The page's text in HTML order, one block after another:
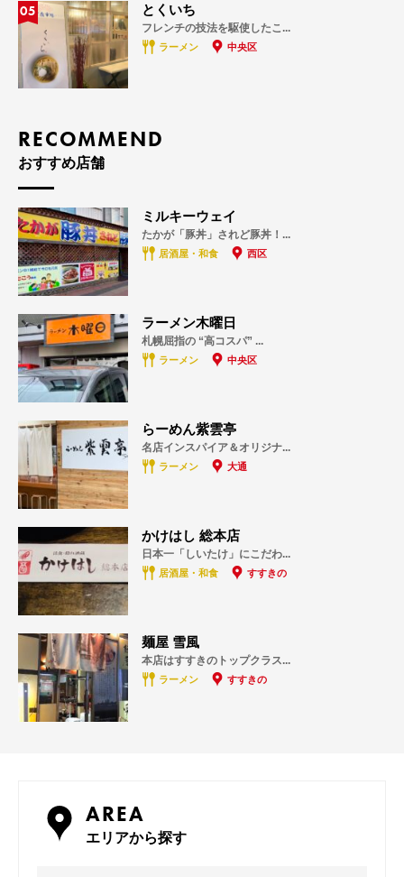
05 とくいち
フレンチの技法を駆使したこ...
ラーメン 中央区
RECOMMEND
おすすめ店舗
ミルキーウェイ
たかが「豚丼」されど豚丼！...
居酒屋・和食 西区
ラーメン木曜日
札幌屈指の “高コスパ” ...
ラーメン 中央区
らーめん紫雲亭
名店インスパイア＆オリジナ...
ラーメン 大通
かけはし 総本店
日本一「しいたけ」にこだわ...
居酒屋・和食 すすきの
麺屋 雪風
本店はすすきのトップクラス...
ラーメン すすきの
AREA
エリアから探す